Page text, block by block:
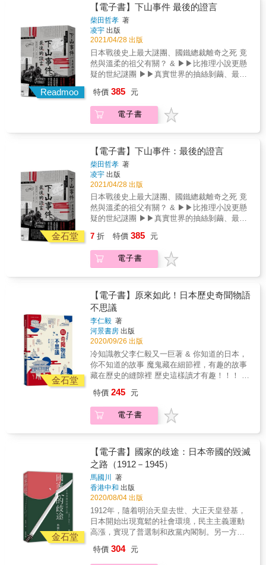
然紙上，也顯現出橫濱這個華麗港都的近現代
變貌。& &
努力，日本逐漸擺脫昔日的弱國形象，朝日漸
富強的方向前進。但由於「軍部大臣現役武官
制」的施行，日本也悄然步入軍國主義的道
路。 二戰結束後，美國以戰勝國首領之姿控制
日本，一方面穩定當時的日本社會，另一方面
也著手修訂日本憲法，從源頭阻斷日本再次步
入軍國主義的可能。從中可以瞭解，日本戰前
的憲政則是以美國為核心建立完成的。 1954年
年底至1957年出現了戰後日本第一次經濟發展
高潮──神武景氣。1956年，日本制定「電力五
口，大大促進了煉油工業的發展。至此，日本
經濟不僅完全從二次大戰中復興，也進入積極
建立獨立經濟的新階段。受到好景氣的影響，
帶動耐久性消費財的熱潮，而出現了「三神
器」（電視機、洗衣機、冰箱）。1964年，東
京舉辦夏季奧運，這是日本首次舉辦奧運，也
是奧運第一次在亞洲國家舉辦。 1989年12月29
開始下跌，土地價格也在1991年左右開始下
日經平均指數跌破2萬點，僅達到1989年最高點
的一半，8月進一步下跌到14000點左右。大量
帳面資產在短短的一兩年間化為烏有。 2001年
年中開始，日本颳起了「變人」小泉純一郎旋
風。「變人」是小泉的綽號，也就是奇人的意
思。在日本政壇，小泉一直主張進行行政改
革，壓縮政府編制，實行郵政民營化；此外，
在政治制度上提出首相公選制度，在經濟上提
出重建日本財政。小泉酷愛節奏強烈的搖滾音
樂，並留著齊肩長髮，每次在公開場合發表演
講時總是慷慨激昂，因此極具感染力。 2019年
11月20日，安倍晉三擔任總理大臣的任期超過
2020年，安倍政權邁入連續執政的第八年，遭
逢新冠肺炎的挑戰。日本政府未做好充分準
備，而且處理疫情慢半拍，隨著病毒擴散，安
情。 2021年岸田文雄接任首相，面對新冠肺炎
的持續延燒，以及中美日漸惡化的關係，日本
該如何在兩大強權的夾縫中生存？像其父河野
洋平與宏池會那樣抱持親中立場？或緊握美國
伸出的友誼之手，向美國為首的民主陣營靠
攏？成為岸田文雄嚴峻的挑戰。 本書以淺顯易
懂的文字，將這些總理大臣們的生平和趣事、
如何面對國家當前挑戰、如何成功或者失敗的
故事，簡明扼要地呈現出來。對於熱愛歷史的
讀者來說，是理解日本近代歷史不可錯過的好
初，更因為捲入百濟與新羅的戰爭，擔心中國
來襲，建了九州的「水城」。可以說日本各地
的名城，見證了從開國到二戰前的千年史。要
了解日本的政治中心如何從關西轉移到關東，
又九州大名如何在幕末崛起，就不能錯過發生
在名城的那些事。 千早城見證了鎌倉幕府的結
束，與戰國亂世的開啟 織田信長實現霸業後，
打造了舉世無雙的安土城 清洲會議所在的清州
城，看著信長死後，柴田家與豐臣家瓜分領土
賴的終結 江戶城在德川幕府的打造下，一躍成
為世界性的大都會 佐賀與鹿兒島雙城，孕育了
日本西化的兩位關鍵人物 二条城眼見德川慶喜
大政奉還心願的破滅 熊本城則見證明治政府與
大名之間的內戰衝突 網站「日本史專欄」編輯
群之一的孫實秀，是華人中首位完成「日本一
百名城」及「日本續一百名城」者，他走訪四
十七個都道府縣、古城逾五百座，從大量歷史
資料與實際走訪中，擷取最重要的三十座名城
與三十二個改變日本歷史的關鍵事件，利用線
性歷史，細數日本從建國後到德川幕府大政奉
還、明治時代的內戰，甚至二戰為止，日本史
上發生了哪些大事。 本書不但有助於讀者了解
從鎌倉、室町時代，到戰國亂世、江戶時代的
歷史，更幫助讀者在日本各地旅遊時，面對不
& 1.線性地整理了從西元645-1993年，日本開
國至今的重大歷史事件 2.補足一般人所不熟悉
的日本地區史，對於赴日觀光時了解當地歷史
風貌有極大的幫助 3.引用大量古籍與資料，以
深入淺出的筆法重新詮釋歷史故事 4.收錄當地
史跡照片，對於按圖索驥極有幫助 &
Readmoo
【電子書】下山事件 最後的證言
柴田哲孝 著
凌宇 出版
2021/04/28 出版
日本戰後史上最大謎團、國鐵總裁離奇之死 竟
然與溫柔的祖父有關？ & ▶▶比推理小說更懸
疑的世紀謎團 ▶▶真實世界的抽絲剝繭、最後
日情報單位的活動實錄 ▶▶不能被遺忘的事件
& 「你聽過下山事件吧。有人說他是自殺還是
什麼的，但其實，是他殺啊&hellip;&hellip;」
鐵總裁下山定則在三越本店前消失，隔天凌
晨，在五反野的鐵軌上發現了他被列車輾斃的
遺體一事。有人主張是自殺、有人說是他殺，
實際上整起事件成為未解的懸案。我對於下山
事件的認知大概就只有這點程度。 & 「嗯，算
是知道。這事件怎麼了嗎？」 我故作平靜，卻
也在心中隱隱猜測了壽惠子姑婆接下來要說的
話。 「那個事件，該不會、就是哥哥做的吧
&hellip;&hellip;」 這句話，是一切的開端。 &
黨爭鬥，更有美國設置的GHQ在其中操控。政
府頒布《定員法》要求大企業裁員28萬5千人，
國鐵首當其衝，需裁撤將近10萬名員工。 & 接
下這個燙手山芋的下山定則，就任國鐵首任總
裁，卻在宣布第一批裁員名單後，蹊蹺地消失
在上班途中，隔天凌晨在鐵道上成為一具殘破
遺體。 & 國鐵總裁離奇死亡，撼動日本社會 他
的死，讓戰後日本的經濟體制得以重整。 他的
死，成為打壓日本共產黨的力道之一。 然而，
他的死究竟是自殺？他殺？無人知曉。 & 籠罩
戰後日本社會的最大黑霧 轉彎的調查方向、被
抹殺的證詞、說法不一的驗屍結果、外流的搜
日本軍&hellip;&hellip;多方勢力牽扯其中。幕後
黑手的操弄，讓這起改變歷史軌跡的案件，成
為懸宕超過70年的未解疑案。 & 社會派推理大
巨匠手塚治虫、浦澤直樹試圖從創作中尋找解
答， 《奇子》、《Billy Bat》之中都出現他的
身影 案件記者窮盡一生，只為追查真相。 & 本
書作者也是記者， 因為姑婆在祖父忌日酒會上
的一席話，才開始埋首調查。 & 他把握最後機
會，從年邁的事件旁觀者、當事者口中取得證
言，逐漸揭開祖父的另一面貌、發現自己家族
與下山事件的種種關聯，也察覺了祖父工作的
公司「亞細亞產業」似乎不那麼單純
&hellip;&hellip; & 過程中不只揭發家族祕密，
特價 385 元
電子書
金石堂
【電子書】下山事件：最後的證言
柴田哲孝 著
凌宇 出版
2021/04/28 出版
日本戰後史上最大謎團、國鐵總裁離奇之死 竟
然與溫柔的祖父有關？ & ▶▶比推理小說更懸
疑的世紀謎團 ▶▶真實世界的抽絲剝繭、最後
日情報單位的活動實錄 ▶▶不能被遺忘的事件
& 「你聽過下山事件吧。有人說他是自殺還是
什麼的，但其實，是他殺啊&hellip;&hellip;」
鐵總裁下山定則在三越本店前消失，隔天凌
晨，在五反野的鐵軌上發現了他被列車輾斃的
遺體一事。有人主張是自殺、有人說是他殺，
實際上整起事件成為未解的懸案。我對於下山
事件的認知大概就只有這點程度。 & 「嗯，算
是知道。這事件怎麼了嗎？」 我故作平靜，卻
也在心中隱隱猜測了壽惠子姑婆接下來要說的
話。 「那個事件，該不會、就是哥哥做的吧
&hellip;&hellip;」 這句話，是一切的開端。 &
1949年── 戰後日本百業待興，民主派與共產
府頒布《定員法》要求大企業裁員28萬5千人，
國鐵首當其衝，需裁撤將近10萬名員工。 & 接
下這個燙手山芋的下山定則，就任國鐵首任總
在上班途中，隔天凌晨在鐵道上成為一具殘破
遺體。 & 國鐵總裁離奇死亡，撼動日本社會 他
的死，讓戰後日本的經濟體制得以重整。 他的
死，成為打壓日本共產黨的力道之一。 然而，
他的死究竟是自殺？他殺？無人知曉。 & 籠罩
戰後日本社會的最大黑霧 轉彎的調查方向、被
抹殺的證詞、說法不一的驗屍結果、外流的搜
查報告，再加上GHQ、CIA、日共、蘇聯、舊
黑手的操弄，讓這起改變歷史軌跡的案件，成
7 折 特價 385 元
電子書
金石堂
【電子書】原來如此！日本歷史奇聞物語
不思議
李仁毅 著
河景書房 出版
2020/09/26 出版
冷知識教父李仁毅又一巨著 & 你知道的日本，
你不知道的故事 魔鬼藏在細節裡，有趣的故事
藏在歷史的縫隙裡 歷史這樣讀才有趣！！！ &
不能不知道的歷史趣聞冷知識 & 本書一次滿足
你的求知欲、表現欲， 讓你用人人知道的日
本，卻沒人知道的故事， 贏得眾人崇拜的眼
安平時代源平合戰有關係？ ─ 酷！！德川家康
愛吃抹茶紅豆冰！ ─ 喔耶！！日本也有貓奴天
皇！ & 暢銷書《原來如此！日本經典品牌誕生
物語》作者李仁毅又一歷史奇聞物語趣作。帶
著你從神話時代一路經歷日本的飛鳥、奈良、
平安、鎌倉、室町、戰國、江戶、明治、大
正、昭和，到平成時代，從日本誕生的神話、
戰國時代將軍的趣聞，到水手服的問世與少女
團體AKB的崛起，正史野史無所不包，挖掘藏
在日本歷史夾縫裡的精彩故事，讓你一窺你所
特價 245 元
電子書
金石堂
【電子書】國家的歧途：日本帝國的毀滅
之路（1912－1945）
馬國川
著
香港中和 出版
2020/08/04 出版
1912年，隨着明治天皇去世、大正天皇登基，
日本開始出現寬鬆的社會環境，民主主義運動
高漲，實現了普選制和政黨內閣制。另一方
年釀成「二二六事件」。從那時起，日本迅速
特價 304 元